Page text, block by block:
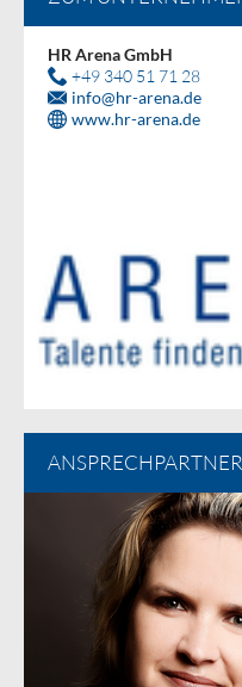
HR Arena GmbH
+49 340 51 71 28
info@hr-arena.de
www.hr-arena.de
ANSPRECHPARTNER